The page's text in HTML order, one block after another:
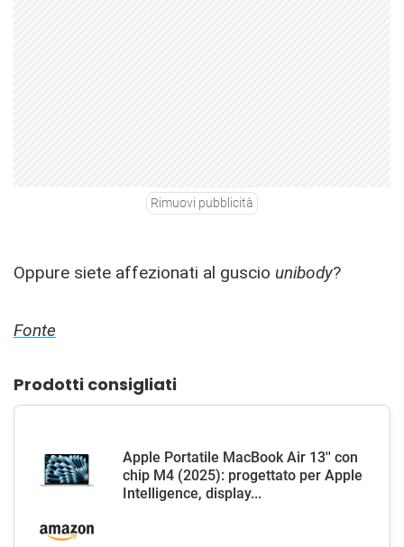
Rimuovi pubblicità
Oppure siete affezionati al guscio unibody?
Fonte
Prodotti consigliati
Apple Portatile MacBook Air 13'' con
chip M4 (2025): progettato per Apple
Intelligence, display...